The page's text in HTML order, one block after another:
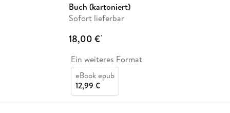
Buch (kartoniert)
Sofort lieferbar
18,00 €*
Ein weiteres Format
eBook epub
12,99 €